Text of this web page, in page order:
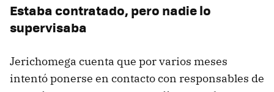
Estaba contratado, pero nadie lo
supervisaba
Jerichomega cuenta que por varios meses
intentó ponerse en contacto con responsables de